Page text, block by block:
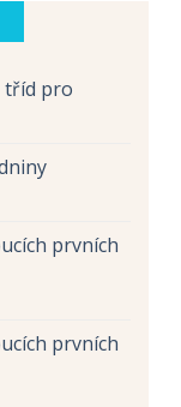
tříd pro
prvních
prvních